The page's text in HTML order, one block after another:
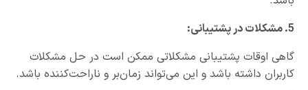
5. مشکلات در پشتیبانی:
گاهی اوقات پشتیبانی مشکلاتی ممکن است در حل مشکلات
کاربران داشته باشد و این می‌تواند زمان‌بر و ناراحت‌کننده باشد.